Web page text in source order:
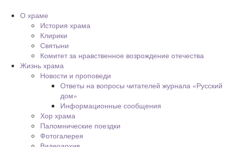
О храме
История храма
Клирики
Святыни
Комитет за нравственное возрождение отечества
Жизнь храма
Новости и проповеди
Ответы на вопросы читателей журнала «Русский
дом»
Информационные сообщения
Хор храма
Паломнические поездки
Фотогалерея